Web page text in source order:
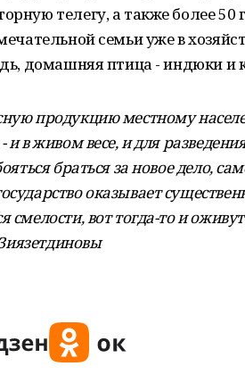
телегу, а также более 50
семьи уже в
домашняя птица - индюки и
продукцию местному
в живом весе, и для
браться за новое дело,
оказывает
вот тогда-то и